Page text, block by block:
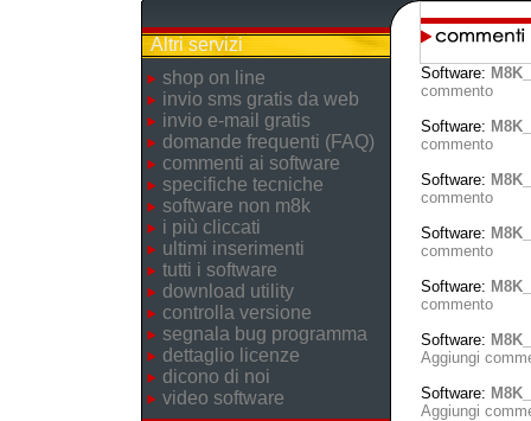
Altri servizi
shop on line
invio sms gratis da web
invio e-mail gratis
domande frequenti (FAQ)
commenti ai software
specifiche tecniche
software non m8k
i più cliccati
ultimi inserimenti
tutti i software
download utility
controlla versione
segnala bug programma
dettaglio licenze
dicono di noi
video software
Software:
commento
Software:
commento
Software:
commento
Software:
commento
Software:
commento
Software:
Aggiungi
Software:
Aggiungi